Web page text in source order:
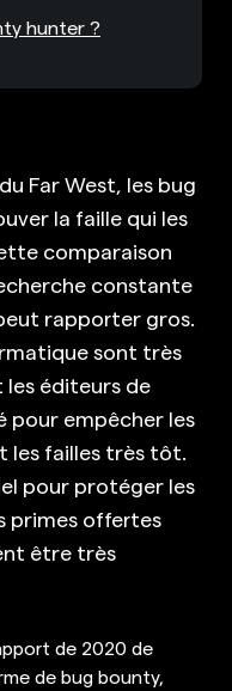
Far West, les bug
la faille qui les
comparaison
constante
rapporter gros.
sont très
les éditeurs de
pour empêcher les
les failles très tôt.
pour protéger les
primes offertes
être très
de 2020 de
de bug bounty,
hunter ?